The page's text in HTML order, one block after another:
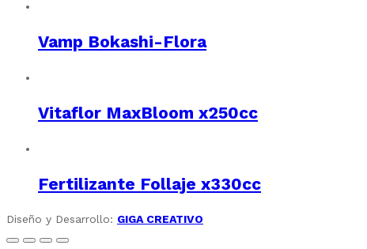
Vamp Bokashi-Flora
Vitaflor MaxBloom x250cc
Fertilizante Follaje x330cc
Diseño y Desarrollo: GIGA CREATIVO